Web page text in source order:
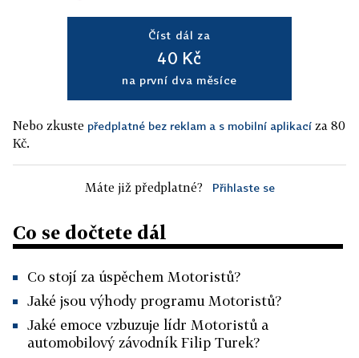
Číst dál za
40 Kč
na první dva měsíce
Nebo zkuste předplatné bez reklam a s mobilní aplikací za 80
Kč.
Máte již předplatné? Přihlaste se
Co se dočtete dál
Co stojí za úspěchem Motoristů?
Jaké jsou výhody programu Motoristů?
Jaké emoce vzbuzuje lídr Motoristů a
automobilový závodník Filip Turek?